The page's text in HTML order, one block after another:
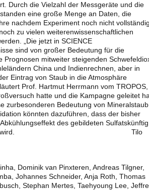
Durch die Vielzahl der Messgeräte und die
eine große Menge an Daten, die
nachdem Experiment noch nicht
zu vielen weiterenwissenschaftlichen
„Die jetzt in SCIENCE
sind von großer Bedeutung für die
Prognosen mitweiter steigenden
China und Indienrechnen, aber in
Eintrag von Staub in die Atmosphäre
Prof. Hartmut Herrmann vom TROPOS,
hatte und die Kampagne geleitet
zurbesonderen Bedeutung von
könnten dazuführen, dass der bisher
des gebildeten Sulfatskünftig
wird. Tilo
Dominik van Pinxteren, Andreas Tilgner,
Johannes Schneider, Anja Roth, Thomas
Stephan Mertes, Taehyoung Lee,